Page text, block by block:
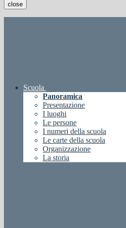
close
Scuola
Panoramica
Presentazione
I luoghi
Le persone
I numeri della scuola
Le carte della scuola
Organizzazione
La storia